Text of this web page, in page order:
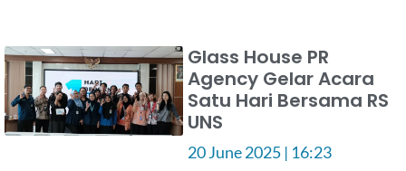
Glass House PR
Agency Gelar Acara
Satu Hari Bersama RS
UNS
20 June 2025 16:23